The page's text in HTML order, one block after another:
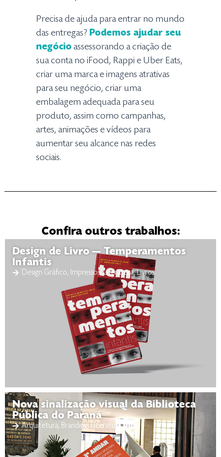
Precisa de ajuda para entrar no mundo
das entregas? Podemos ajudar seu
negócio assessorando a criação de
sua conta no iFood, Rappi e Uber Eats,
criar uma marca e imagens atrativas
para seu negócio, criar uma
embalagem adequada para seu
produto, assim como campanhas,
artes, animações e vídeos para
aumentar seu alcance nas redes
sociais.
Confira outros trabalhos:
Design de Livro — Temperamentos
Infantis
Design Gráfico, Impressos Literatura,Livros
Nova sinalização visual da Biblioteca
Pública do Paraná
Arquitetura, Branding,Literatura